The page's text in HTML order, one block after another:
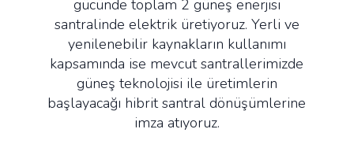
gücünde toplam 2 güneş enerjisi
santralinde elektrik üretiyoruz. Yerli ve
yenilenebilir kaynakların kullanımı
kapsamında ise mevcut santrallerimizde
güneş teknolojisi ile üretimlerin
başlayacağı hibrit santral dönüşümlerine
imza atıyoruz.